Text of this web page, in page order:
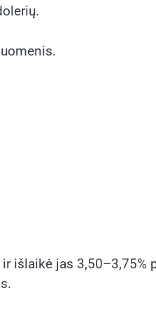
išlaikė jas 3,50–3,75%